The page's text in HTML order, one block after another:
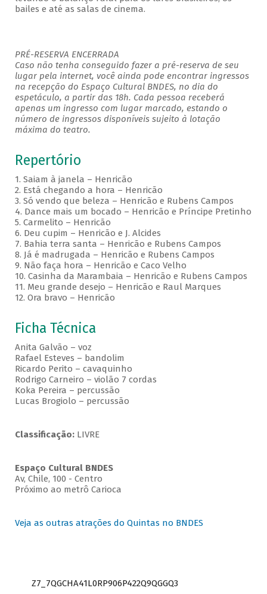
bailes e até as salas de cinema.
PRÉ-RESERVA ENCERRADA
Caso não tenha conseguido fazer a pré-reserva de seu
lugar pela internet, você ainda pode encontrar ingressos
na recepção do Espaço Cultural BNDES, no dia do
espetáculo, a partir das 18h. Cada pessoa receberá
apenas um ingresso com lugar marcado, estando o
número de ingressos disponíveis sujeito à lotação
máxima do teatro.
Repertório
1. Saiam à janela – Henricão
2. Está chegando a hora – Henricão
3. Só vendo que beleza – Henricão e Rubens Campos
4. Dance mais um bocado – Henricão e Príncipe Pretinho
5. Carmelito – Henricão
6. Deu cupim – Henricão e J. Alcides
7. Bahia terra santa – Henricão e Rubens Campos
8. Já é madrugada – Henricão e Rubens Campos
9. Não faça hora – Henricão e Caco Velho
10. Casinha da Marambaia – Henricão e Rubens Campos
11. Meu grande desejo – Henricão e Raul Marques
12. Ora bravo – Henricão
Ficha Técnica
Anita Galvão – voz
Rafael Esteves – bandolim
Ricardo Perito – cavaquinho
Rodrigo Carneiro – violão 7 cordas
Koka Pereira – percussão
Lucas Brogiolo – percussão
Classificação: LIVRE
Espaço Cultural BNDES
Av, Chile, 100 - Centro
Próximo ao metrô Carioca
Veja as outras atrações do Quintas no BNDES
Z7_7QGCHA41L0RP906P422Q9QGGQ3